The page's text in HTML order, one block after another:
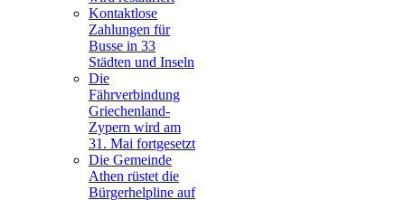
Kontaktlose
Zahlungen für
Busse in 33
Städten und Inseln
Die
Fährverbindung
Griechenland-
Zypern wird am
31. Mai fortgesetzt
Die Gemeinde
Athen rüstet die
Bürgerhelpline auf